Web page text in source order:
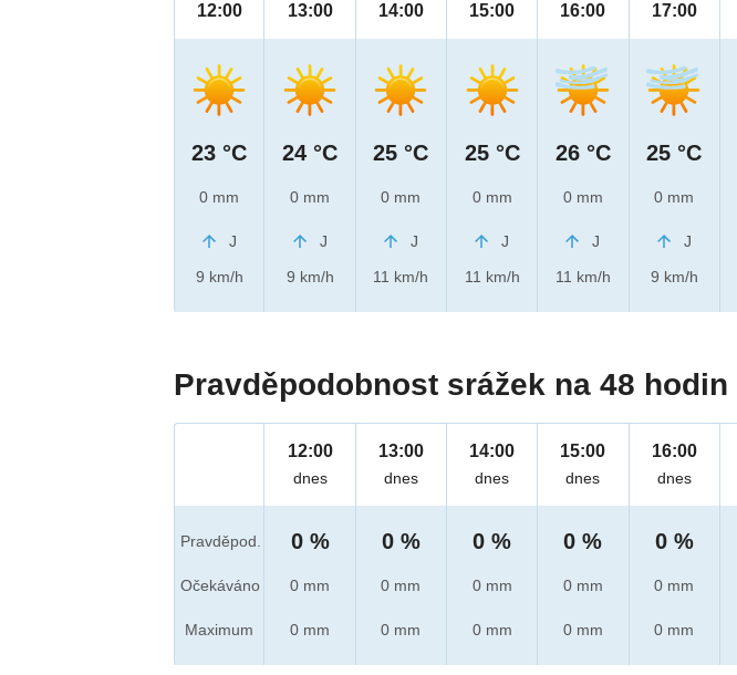
12:00
23 °C
0 mm
J
9 km/h
13:00
24 °C
0 mm
J
9 km/h
14:00
25 °C
0 mm
J
11 km/h
15:00
25 °C
0 mm
J
11 km/h
16:00
26 °C
0 mm
J
11 km/h
17:00
25 °C
0 mm
J
9 km/h
Pravděpodobnost srážek na 48 hodin
Pravděpod.
Očekáváno
Maximum
12:00
dnes
0 %
0 mm
0 mm
13:00
dnes
0 %
0 mm
0 mm
14:00
dnes
0 %
0 mm
0 mm
15:00
dnes
0 %
0 mm
0 mm
16:00
dnes
0 %
0 mm
0 mm